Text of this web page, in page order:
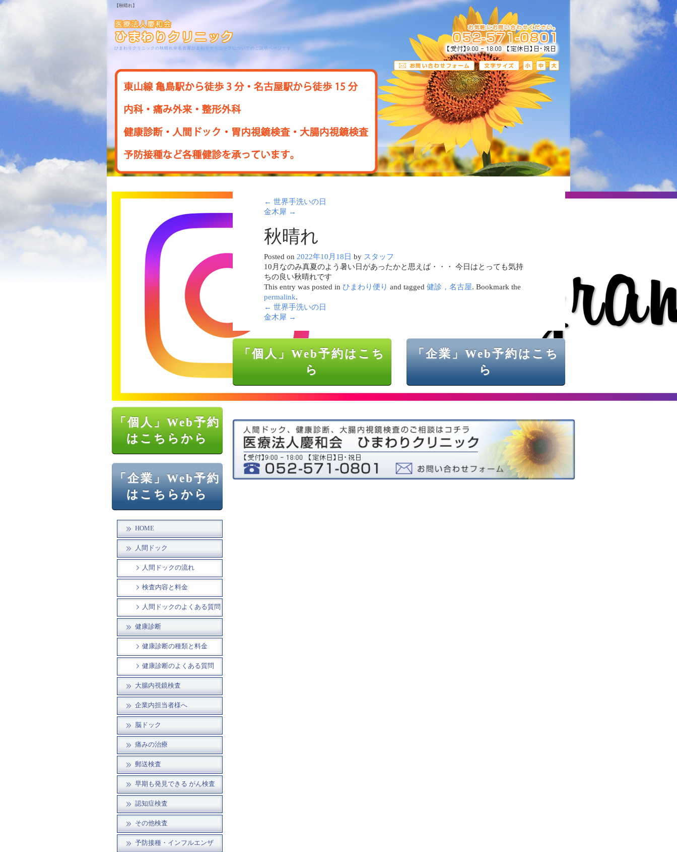
【秋晴れ】
ひまわりクリニックの秋晴れ＠名古屋ひまわりクリニックについてのご説明ページです
「個人」Web予約
はこちらから
「企業」Web予約
はこちらから
HOME
人間ドック
人間ドックの流れ
検査内容と料金
人間ドックのよくある質問
健康診断
健康診断の種類と料金
健康診断のよくある質問
大腸内視鏡検査
企業内担当者様へ
脳ドック
痛みの治療
郵送検査
早期も発見できる がん検査
認知症検査
その他検査
予防接種・インフルエンザ
← 世界手洗いの日
金木犀 →
秋晴れ
Posted on 2022年10月18日 by スタッフ
10月なのみ真夏のよう暑い日があったかと思えば・・・ 今日はとっても気持
ちの良い秋晴れです
This entry was posted in ひまわり便り and tagged 健診，名古屋. Bookmark the
permalink.
← 世界手洗いの日
金木犀 →
「個人」Web予約はこち
ら
「企業」Web予約はこち
ら